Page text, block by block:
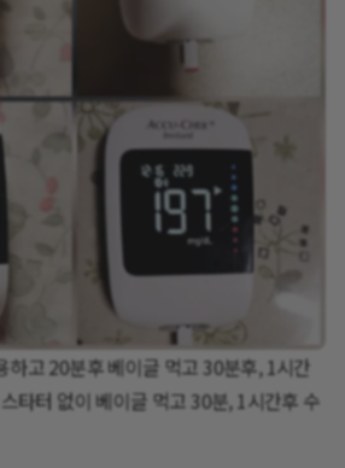
하고 20분후 베이글 먹고 30분후, 1시간
타터 없이 베이글 먹고 30분, 1시간후 수